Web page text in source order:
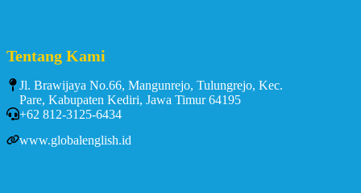
Tentang Kami
Jl. Brawijaya No.66, Mangunrejo, Tulungrejo, Kec.
Pare, Kabupaten Kediri, Jawa Timur 64195
+62 812-3125-6434
www.globalenglish.id